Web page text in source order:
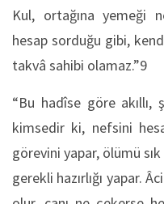
Kul, ortağına yemeği
hesap sorduğu gibi,
takvâ sahibi olamaz.”9
“Bu hadîse göre
kimsedir ki, nefsini
görevini yapar, ölümü
gerekli hazırlığı yapar.